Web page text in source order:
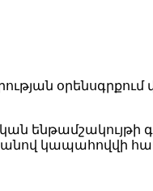
օրենսգրքում
ենթամշակույթի
կապահովվի